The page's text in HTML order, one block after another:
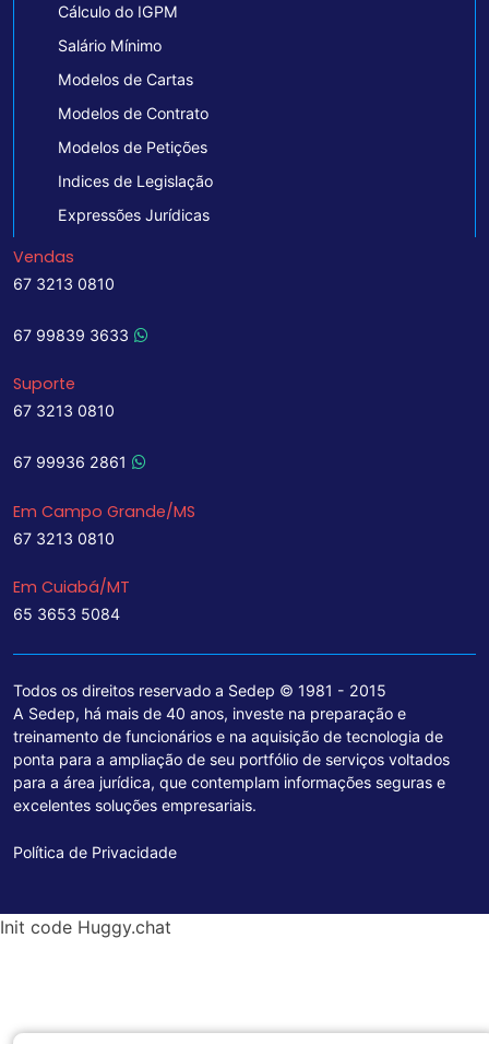
Cálculo do IGPM
Salário Mínimo
Modelos de Cartas
Modelos de Contrato
Modelos de Petições
Indices de Legislação
Expressões Jurídicas
Vendas
67 3213 0810
67 99839 3633
Suporte
67 3213 0810
67 99936 2861
Em Campo Grande/MS
67 3213 0810
Em Cuiabá/MT
65 3653 5084
Todos os direitos reservado a Sedep © 1981 - 2015
A Sedep, há mais de 40 anos, investe na preparação e
treinamento de funcionários e na aquisição de tecnologia de
ponta para a ampliação de seu portfólio de serviços voltados
para a área jurídica, que contemplam informações seguras e
excelentes soluções empresariais.
Política de Privacidade
Init code Huggy.chat